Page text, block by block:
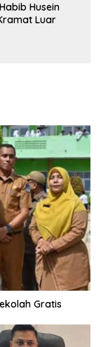
Husein
Luar
Gratis